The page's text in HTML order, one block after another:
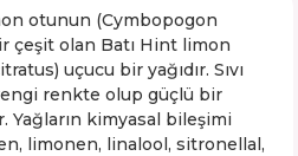
otunun (Cymbopogon
çeşit olan Batı Hint limon
uçucu bir yağıdır. Sıvı
renkte olup güçlü bir
kimyasal bileşimi
limonen, linalool, sitronellal,